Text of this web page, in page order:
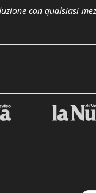
con qualsiasi